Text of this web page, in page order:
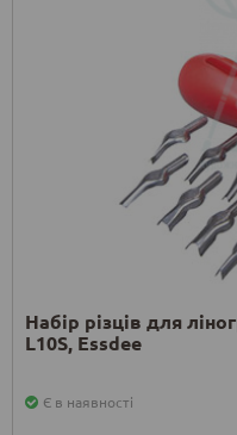
Набір різців для
L10S, Essdee
Є в наявності